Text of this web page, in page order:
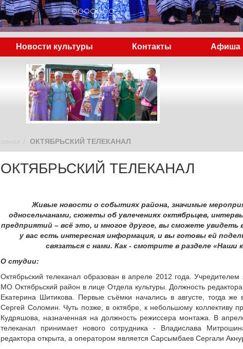
Новости культуры Контакты Афиша
ОКТЯБРЬСКИЙ ТЕЛЕКАНАЛ
ОКТЯБРЬСКИЙ ТЕЛЕКАНАЛ
Живые новости о событиях района, значимые
односельчанами, сюжеты об увлечениях октябрьцев,
предприятий – всё это, и многое другое, вы сможете увидеть
у вас есть интересная информация, и вы готовы ей
связаться с нами. Как - смотрите в разделе «Наши
О студии:
Октябрьский телеканал образован в апреле 2012 года. Учредителем
МО Октябрьский район в лице Отдела культуры. Должность
Екатерина Шитикова. Первые съёмки начались в августе, тогда же
Сергей Соломин. Чуть позже, в октябре, к небольшому коллективу
Кудряшова, назначенная на должность режиссера монтажа. В
телеканал принимает нового сотрудника - Владислава
редактора открыта, а оператором является Сарсымбаев Сергали